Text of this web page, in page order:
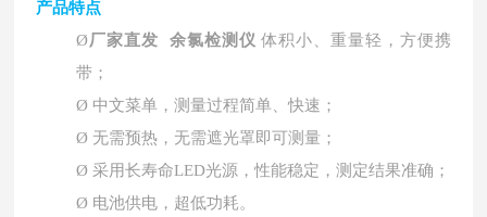
产品特点
Ø厂家直发 余氯检测仪 体积小、重量轻，方便携
带；
Ø 中文菜单，测量过程简单、快速；
Ø 无需预热，无需遮光罩即可测量；
Ø 采用长寿命LED光源，性能稳定，测定结果准确；
Ø 电池供电，超低功耗。